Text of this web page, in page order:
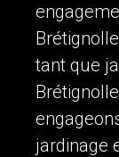
tant que
jardinage